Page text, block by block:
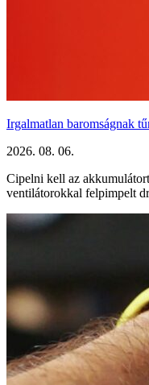
Irgalmatlan baromságnak
2026. 08. 06.
Cipelni kell az
ventilátorokkal felpimpelt